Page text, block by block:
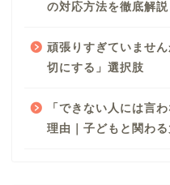
の対応方法を徹底解説
頑張りすぎていませ
切にする」選択肢
「できない人には言
理由｜子どもと関わ